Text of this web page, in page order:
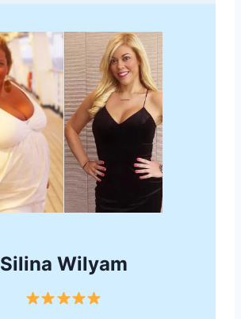
Silina Wilyam